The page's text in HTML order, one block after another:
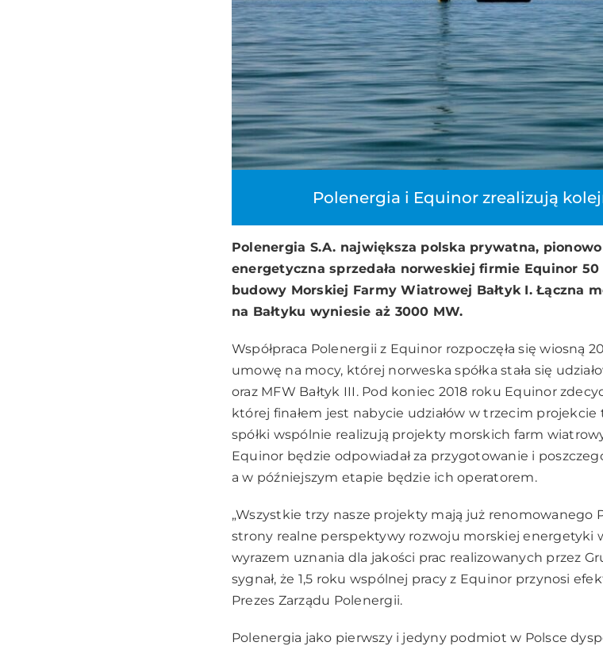
Polenergia i Equinor zrealizują
Polenergia S.A. największa polska prywatna,
energetyczna sprzedała norweskiej firmie Equinor
budowy Morskiej Farmy Wiatrowej Bałtyk I. Łączna
na Bałtyku wyniesie aż 3000 MW.
Współpraca Polenergii z Equinor rozpoczęła się wiosną
umowę na mocy, której norweska spółka stała się
oraz MFW Bałtyk III. Pod koniec 2018 roku Equinor
której finałem jest nabycie udziałów w trzecim projekcie
spółki wspólnie realizują projekty morskich farm
Equinor będzie odpowiadał za przygotowanie i
a w późniejszym etapie będzie ich operatorem.
„Wszystkie trzy nasze projekty mają już renomowanego
strony realne perspektywy rozwoju morskiej energetyki
wyrazem uznania dla jakości prac realizowanych przez
sygnał, że 1,5 roku wspólnej pracy z Equinor przynosi
Prezes Zarządu Polenergii.
Polenergia jako pierwszy i jedyny podmiot w Polsce